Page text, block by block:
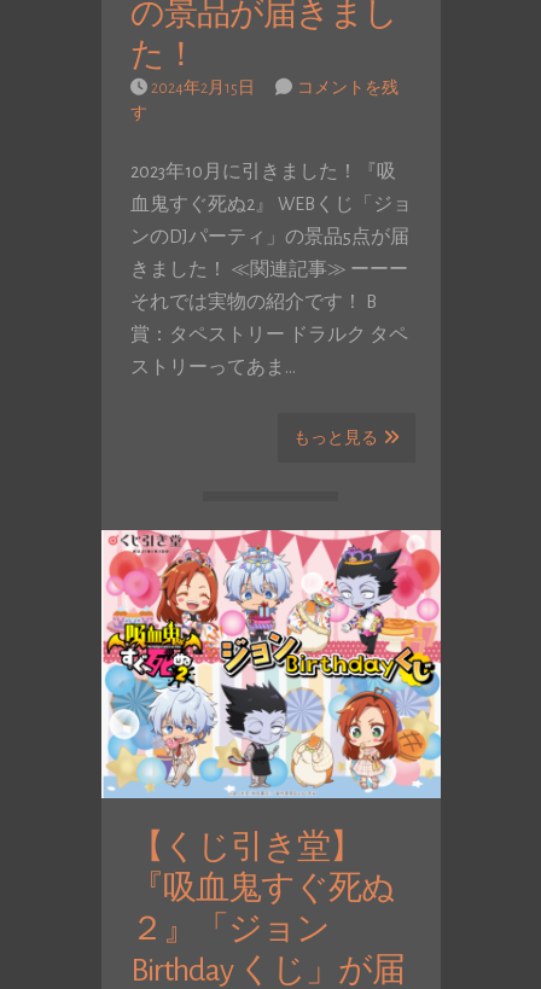
の景品が届きまし
た！
2024年2月15日
コメントを残
す
2023年10月に引きました！『吸
血鬼すぐ死ぬ2』 WEBくじ「ジョ
ンのDJパーティ」の景品5点が届
きました！ ≪関連記事≫ ーーー
それでは実物の紹介です！ B
賞：タペストリー ドラルク タペ
ストリーってあま…
もっと見る
【くじ引き堂】
『吸血鬼すぐ死ぬ
２』「ジョン
Birthday くじ」が届